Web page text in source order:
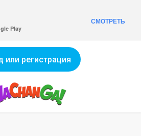
или регистрация
Play
СМОТРЕТЬ